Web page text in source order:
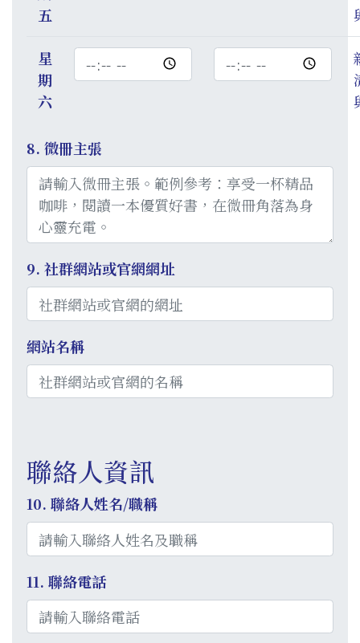
五
星
期
六
間
間
8. 微冊主張
9. 社群網站或官網網址
網站名稱
聯絡人資訊
10. 聯絡人姓名/職稱
11. 聯絡電話